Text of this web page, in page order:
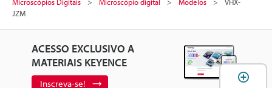
JZM
ACESSO EXCLUSIVO A
MATERIAIS KEYENCE
Inscreva-se!